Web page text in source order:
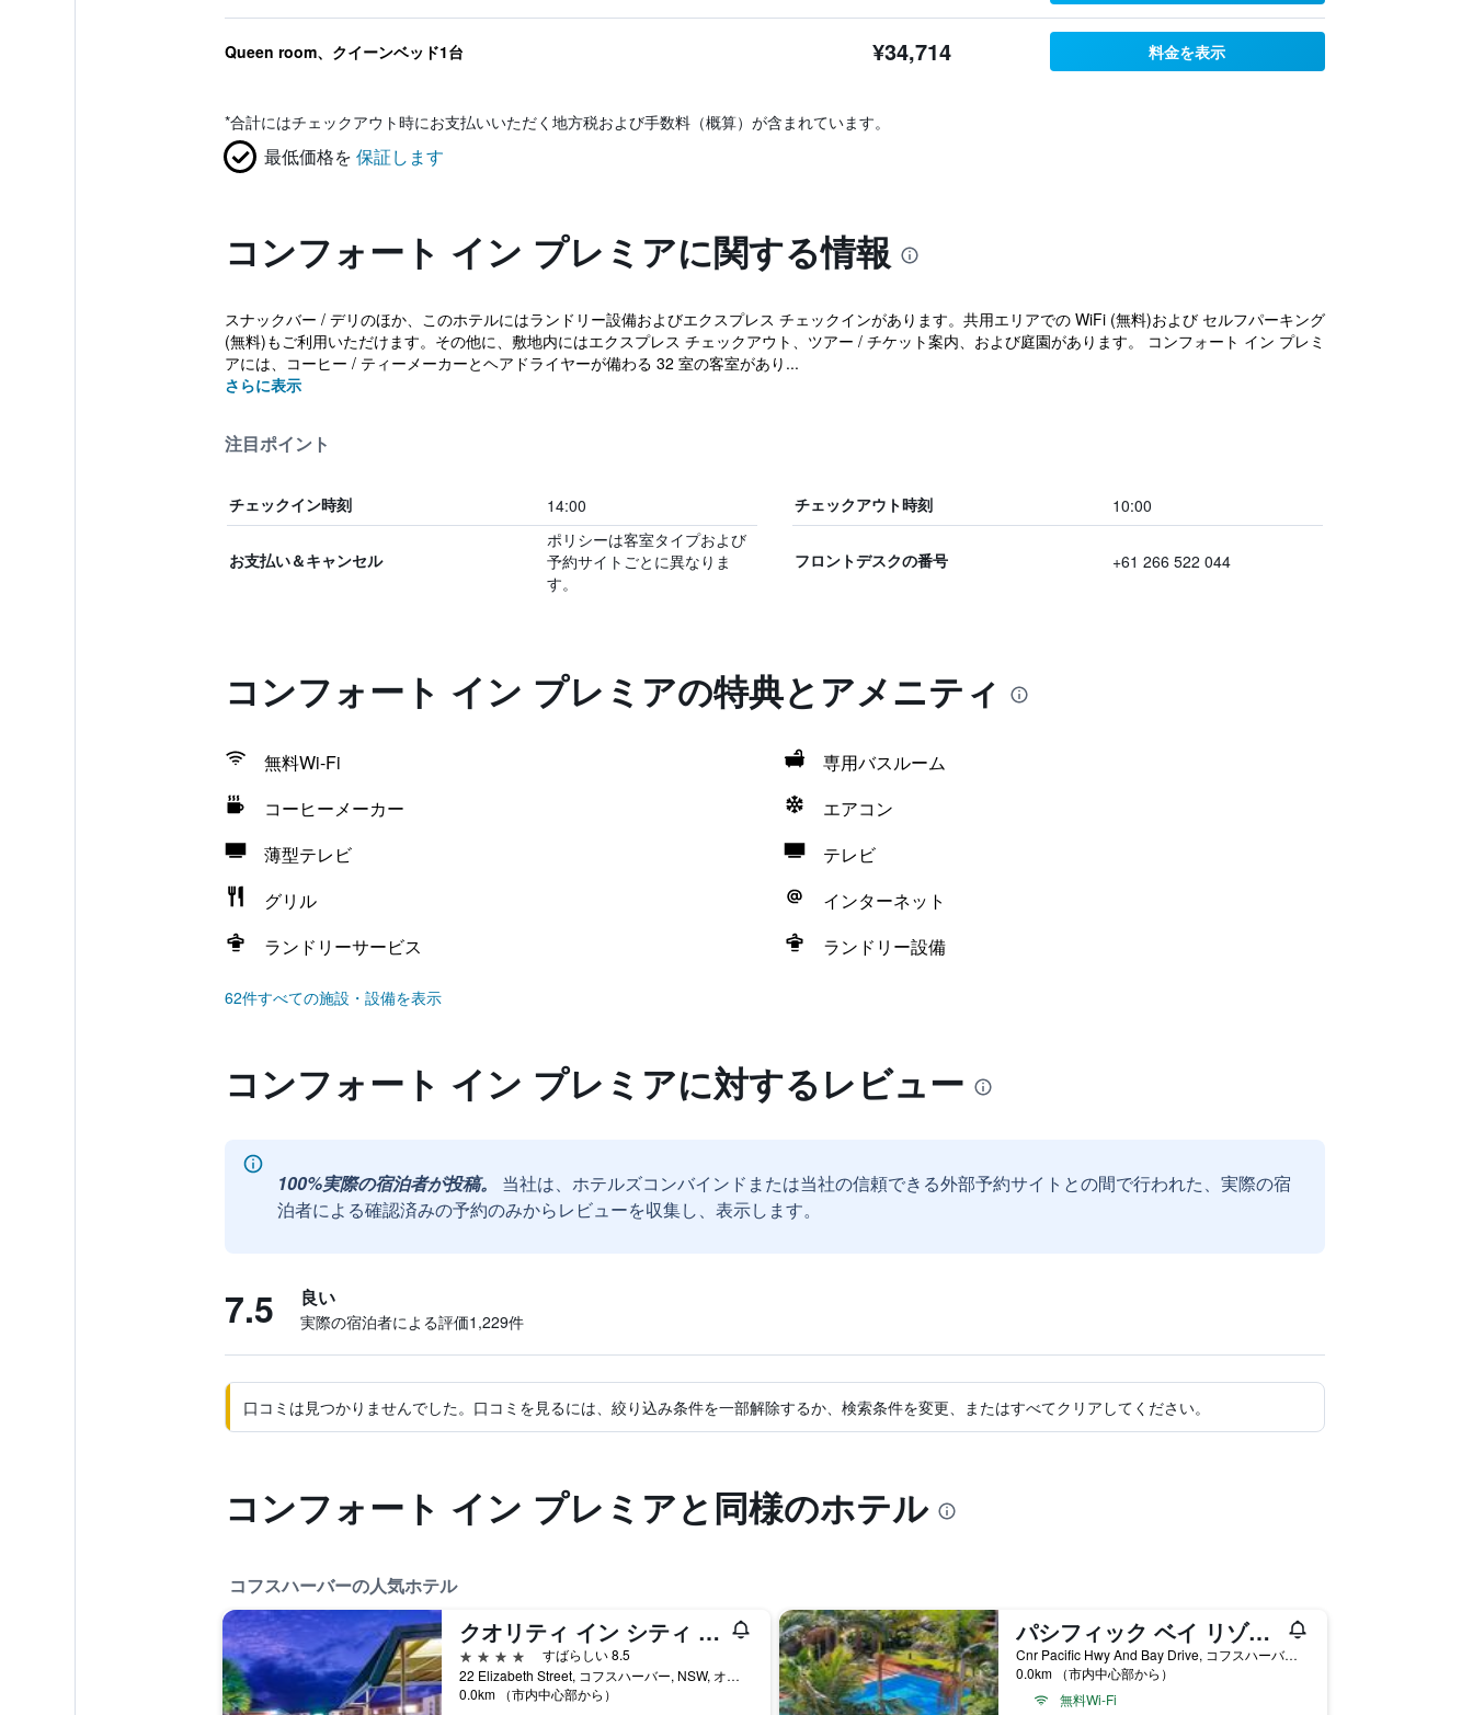
Queen room、クイーンベッド1台 ¥34,714 料金を表示
*合計にはチェックアウト時にお支払いいただく地方税および手数料（概算）が含まれています。
最低価格を 保証します
コンフォート イン プレミアに関する情報
スナックバー / デリのほか、このホテルにはランドリー設備およびエクスプレス チェックインがあります。共用エリアでの WiFi (無料)および セルフパーキング
(無料)もご利用いただけます。その他に、敷地内にはエクスプレス チェックアウト、ツアー / チケット案内、および庭園があります。 コンフォート イン プレミ
アには、コーヒー / ティーメーカーとヘアドライヤーが備わる 32 室の客室があり...
さらに表示
注目ポイント
チェックイン時刻 14:00 チェックアウト時刻 10:00
お支払い＆キャンセル
ポリシーは客室タイプおよび
予約サイトごとに異なりま
す。
フロントデスクの番号 +61 266 522 044
コンフォート イン プレミアの特典とアメニティ
無料Wi-Fi
専用バスルーム
コーヒーメーカー
エアコン
薄型テレビ
テレビ
グリル
インターネット
ランドリーサービス
ランドリー設備
62件すべての施設・設備を表示
コンフォート イン プレミアに対するレビュー
100%実際の宿泊者が投稿。
当社は、ホテルズコンバインドまたは当社の信頼できる外部予約サイトとの間で行われた、実際の宿
泊者による確認済みの予約のみからレビューを収集し、表示します。
7.5 良い
実際の宿泊者による評価1,229​件
口コミは見つかりませんでした。口コミを見るには、絞り込み条件を一部解除するか、検索条件を変更、またはすべてクリアしてください。
コンフォート イン プレミアと同様のホテル
コフスハーバーの人気ホテル
クオリティ イン シティ センター
4つ星
すばらしい 8.5
22 Elizabeth Street, コフスハーバー, NSW, オーストラリア
0.0km （市内中心部から）
パシフィック ベイ リゾート
Cnr Pacific Hwy And Bay Drive, コフスハーバー, NSW, オーストラリア
0.0km （市内中心部から）
無料Wi-Fi